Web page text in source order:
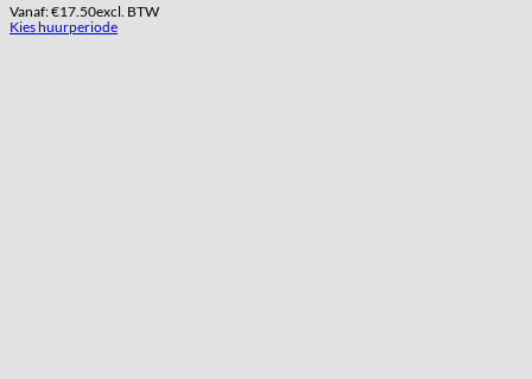
Vanaf:€17.50excl. BTW
Kies huurperiode